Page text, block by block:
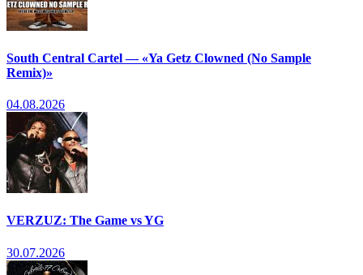
South Central Cartel — «Ya Getz Clowned (No Sample
Remix)»
04.08.2026
VERZUZ: The Game vs YG
30.07.2026